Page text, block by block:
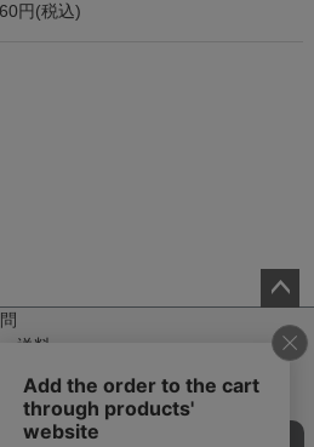
円 (税込)
ペー
ジト
送料